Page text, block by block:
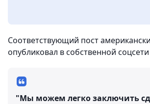
Соответствующий пост
опубликовал в собственной
"Мы можем легко заключить